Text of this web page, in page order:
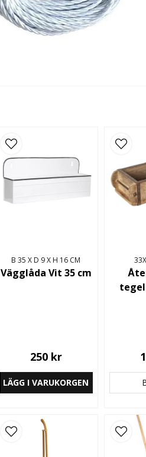
B 35 X D 9 X H 16 CM
Vägglåda Vit 35 cm
250 kr
LÄGG I VARUKORGEN